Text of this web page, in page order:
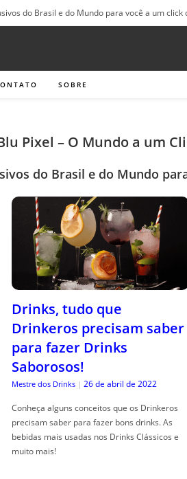
do Brasil e do Mundo para você a um click
SOBRE
Pixel – O Mundo a um
do Brasil e do Mundo
Drinks, tudo que
Drinkeros precisam saber
para fazer Drinks
Saborosos!
Mestre dos Drinks | 26 de abril de 2022
Conheça alguns conceitos que os Drinkeros
precisam saber para fazer bons drinks. As
bebidas mais usadas nos Drinks Clássicos e
muito mais!